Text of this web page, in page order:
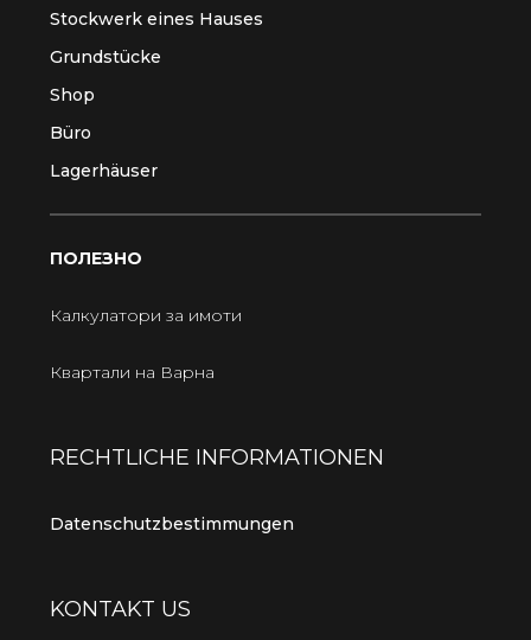
Stockwerk eines Hauses
Grundstücke
Shop
Büro
Lagerhäuser
ПОЛЕЗНО
Калкулатори за имоти
Квартали на Варна
RECHTLICHE INFORMATIONEN
Datenschutzbestimmungen
KONTAKT US